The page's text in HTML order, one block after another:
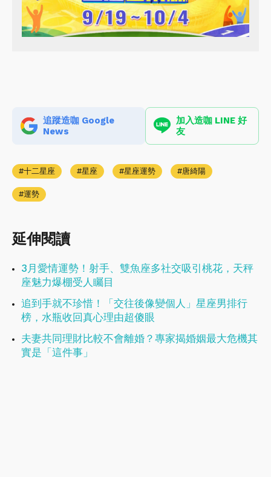
追蹤造咖 Google
News
加入造咖 LINE 好
友
十二星座 星座 星座運勢 唐綺陽
運勢
延伸閱讀
3月愛情運勢！射手、雙魚座多社交吸引桃花，天秤
座魅力爆棚受人矚目
追到手就不珍惜！「交往後像變個人」星座男排行
榜，水瓶收回真心理由超傻眼
夫妻共同理財比較不會離婚？專家揭婚姻最大危機其
實是「這件事」